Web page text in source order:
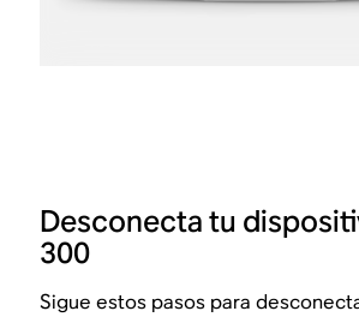
Desconecta tu
300
Sigue estos pasos para